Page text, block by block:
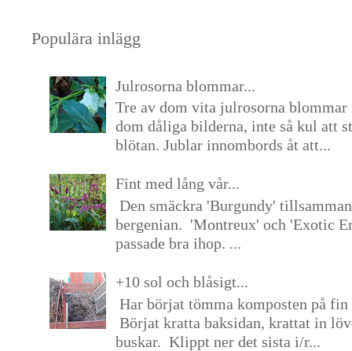
Populära inlägg
Julrosorna blommar...
Tre av dom vita julrosorna blommar
dom dåliga bilderna, inte så kul att
blötan. Jublar innombords åt att...
Fint med lång vår...
Den smäckra 'Burgundy'
bergenian. 'Montreux' och 'Exotic
passade bra ihop. ...
+10 sol och blåsigt...
Har börjat tömma komposten på
Börjat kratta baksidan, krattat in
buskar. Klippt ner det sista i/r...